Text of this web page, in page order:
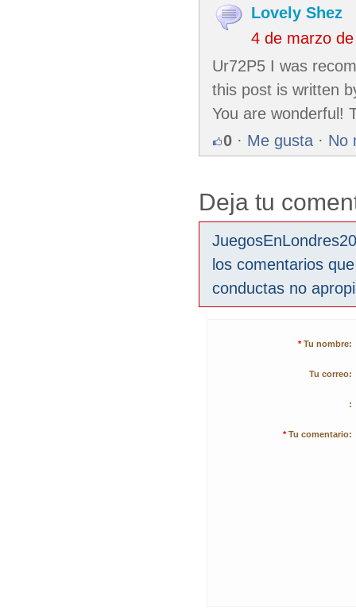
Lovely Shez
4 de marzo
Ur72P5 I was
this post is written
You are wonderful!
0 · Me gusta · No
Deja tu
los comentarios
conductas no
* Tu nombre:
Tu correo:
:
* Tu comentario: